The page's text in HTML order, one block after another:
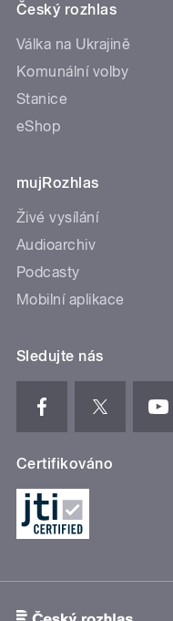
Český rozhlas
Válka na Ukrajině
Komunální volby
Stanice
eShop
mujRozhlas
Živé vysílání
Audioarchiv
Podcasty
Mobilní aplikace
Sledujte nás
Certifikováno